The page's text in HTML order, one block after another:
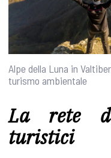
Alpe della Luna in
turismo ambientale
La rete
turistici